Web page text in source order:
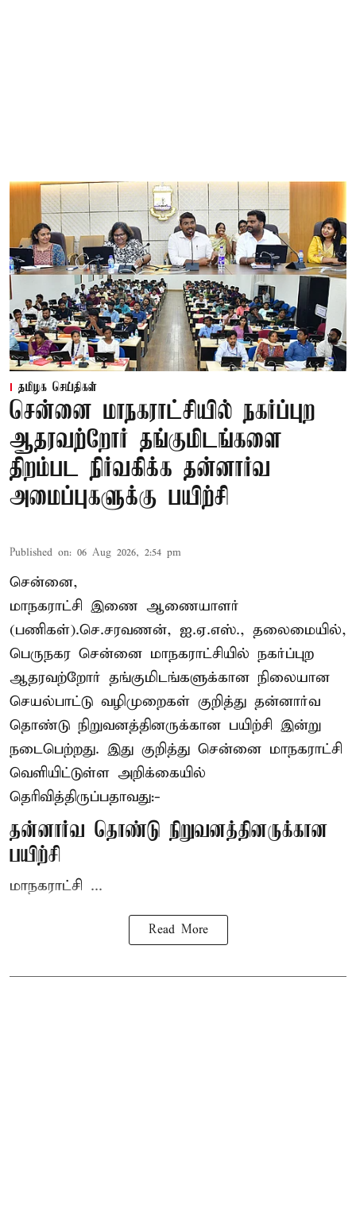
தமிழக செய்திகள்
சென்னை மாநகராட்சியில் நகர்ப்புற
ஆதரவற்றோர் தங்குமிடங்களை
திறம்பட நிர்வகிக்க தன்னார்வ
அமைப்புகளுக்கு பயிற்சி
Published on: 06 Aug 2026, 2:54 pm
சென்னை,
மாநகராட்சி இணை ஆணையாளர்
(பணிகள்).செ.சரவணன், ஐ.ஏ.எஸ்., தலைமையில்,
பெருநகர சென்னை மாநகராட்சியில் நகர்ப்புற
ஆதரவற்றோர் தங்குமிடங்களுக்கான நிலையான
செயல்பாட்டு வழிமுறைகள் குறித்து தன்னார்வ
தொண்டு நிறுவனத்தினருக்கான பயிற்சி இன்று
நடைபெற்றது. இது குறித்து சென்னை மாநகராட்சி
வெளியிட்டுள்ள அறிக்கையில்
தெரிவித்திருப்பதாவது:-
தன்னார்வ தொண்டு நிறுவனத்தினருக்கான
பயிற்சி
மாநகராட்சி ...
Read More